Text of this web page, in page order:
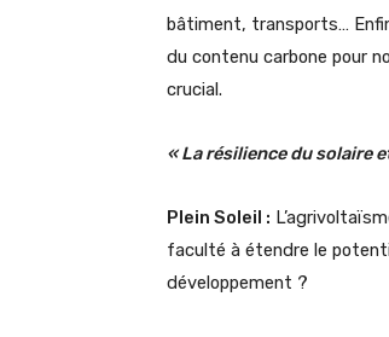
bâtiment, transports…
du contenu carbone pour
crucial.
« La résilience du solaire
Plein Soleil :
faculté à étendre le
développement ?